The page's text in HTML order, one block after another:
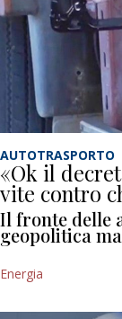
AUTOTRASPORTO
«Ok il
vite contro
Il fronte delle
geopolitica
Energia